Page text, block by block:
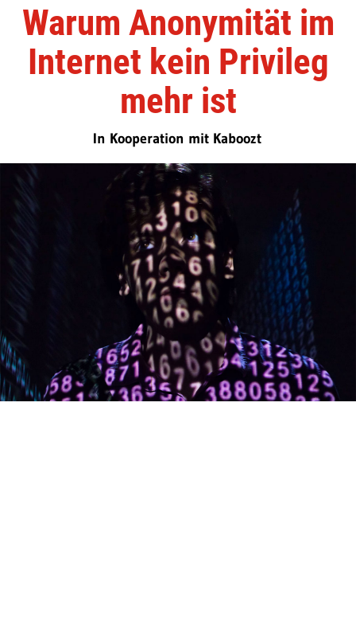
Warum Anonymität im
Internet kein Privileg
mehr ist
In Kooperation mit Kaboozt